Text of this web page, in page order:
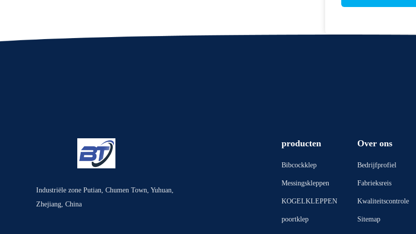
Industriële zone Putian, Chumen Town, Yuhuan,
Zhejiang, China
producten
Bibcockklep
Messingskleppen
KOGELKLEPPEN
poortklep
Over ons
Bedrijfprofiel
Fabrieksreis
Kwaliteitscontrole
Sitemap